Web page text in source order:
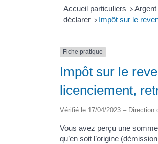
Accueil particuliers >
déclarer > Impôt sur le
Fiche pratique
Impôt sur le
licenciement,
Vérifié le 17/04/2023 – Direction
Vous avez perçu une
qu’en soit l’origine